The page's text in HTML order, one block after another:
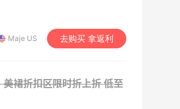
Maje US 去购买 拿返利
美裙折扣区限时折上折低至